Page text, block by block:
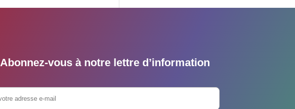
Abonnez-vous à notre lettre d’information